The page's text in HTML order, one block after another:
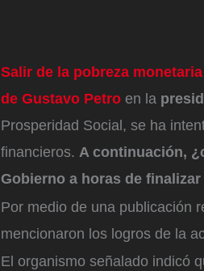
Salir de la pobreza
de Gustavo Petro en la
Prosperidad Social, se ha
financieros. A continuación,
Gobierno a horas de finalizar
Por medio de una publicación
mencionaron los logros de la
El organismo señalado indicó